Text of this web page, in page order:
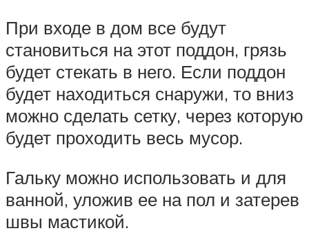
При входе в дом все будут
становиться на этот поддон, грязь
будет стекать в него. Если поддон
будет находиться снаружи, то вниз
можно сделать сетку, через которую
будет проходить весь мусор.
Гальку можно использовать и для
ванной, уложив ее на пол и затерев
швы мастикой.